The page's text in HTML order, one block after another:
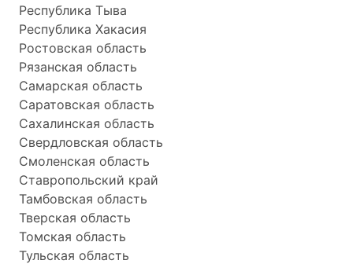
Республика Тыва
Республика Хакасия
Ростовская область
Рязанская область
Самарская область
Саратовская область
Сахалинская область
Свердловская область
Смоленская область
Ставропольский край
Тамбовская область
Тверская область
Томская область
Тульская область